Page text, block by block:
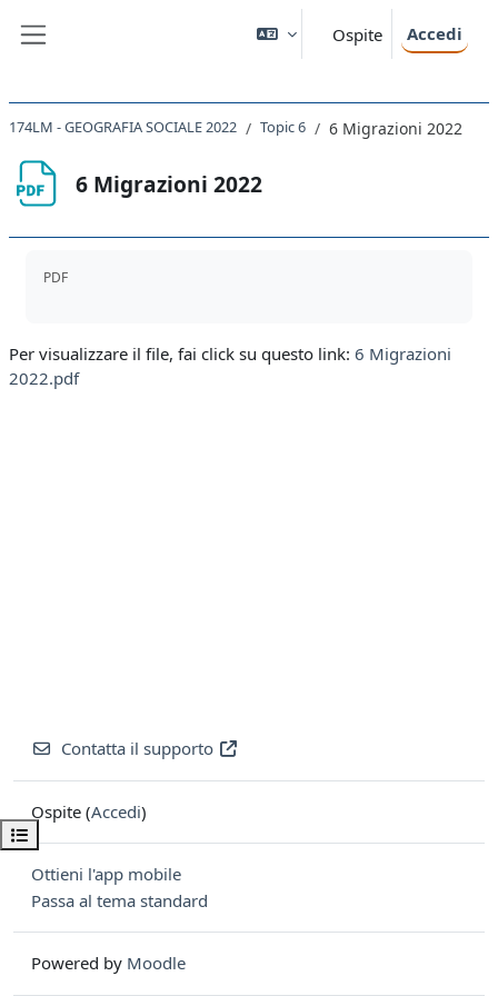
Ospite Accedi
Apri indice del corso
174LM - GEOGRAFIA SOCIALE 2022 Topic 6 6 Migrazioni 2022
6 Migrazioni 2022
PDF
Per visualizzare il file, fai click su questo link: 6 Migrazioni
2022.pdf
Contatta il supporto
Ospite (Accedi)
Ottieni l'app mobile
Passa al tema standard
Powered by Moodle